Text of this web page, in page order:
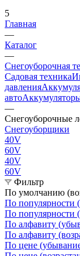
5
Главная
—
Каталог
—
Снегоуборочная
Садовая техника
давления
авто
—
Снегоуборочные
Снегоуборщики
40V
60V
40V
60V
Фильтр
По умолчанию
По популярности
По популярности
По алфавиту
По алфавиту
По цене